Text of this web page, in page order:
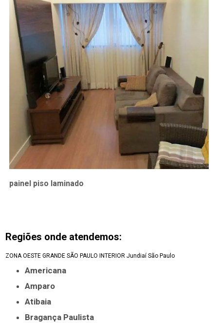
painel piso laminado
Regiões onde atendemos:
ZONA OESTE GRANDE SÃO PAULO INTERIOR Jundiaí São Paulo
Americana
Amparo
Atibaia
Bragança Paulista